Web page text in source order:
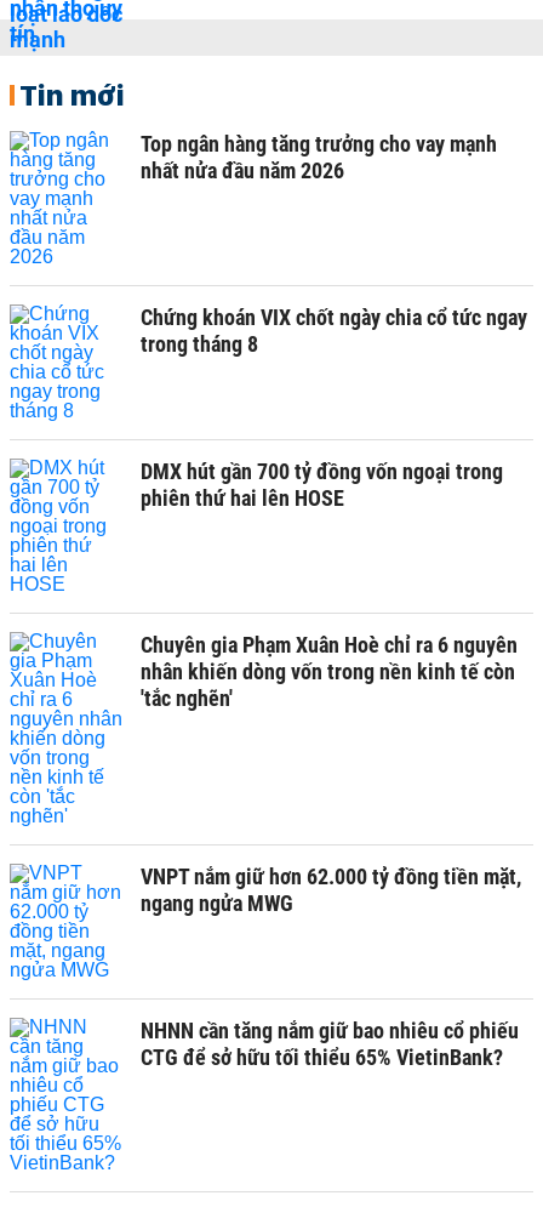
Tin mới
Top ngân hàng tăng trưởng cho vay mạnh
nhất nửa đầu năm 2026
Chứng khoán VIX chốt ngày chia cổ tức ngay
trong tháng 8
DMX hút gần 700 tỷ đồng vốn ngoại trong
phiên thứ hai lên HOSE
Chuyên gia Phạm Xuân Hoè chỉ ra 6 nguyên
nhân khiến dòng vốn trong nền kinh tế còn
'tắc nghẽn'
VNPT nắm giữ hơn 62.000 tỷ đồng tiền mặt,
ngang ngửa MWG
NHNN cần tăng nắm giữ bao nhiêu cổ phiếu
CTG để sở hữu tối thiểu 65% VietinBank?